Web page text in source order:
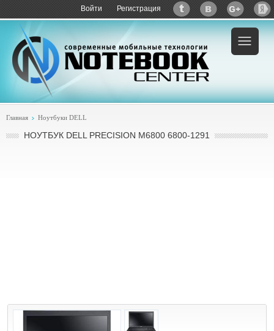
Войти Регистрация
Главная Ноутбуки DELL
НОУТБУК DELL PRECISION M6800 6800-1291